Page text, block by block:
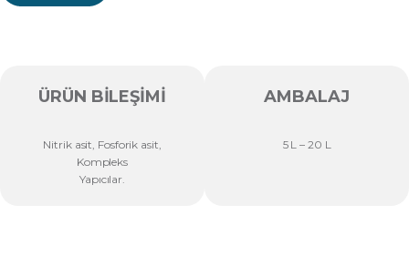
ÜRÜN BILEŞIMI
Nitrik asit, Fosforik asit,
Kompleks
Yapıcılar.
AMBALAJ
5 L – 20 L